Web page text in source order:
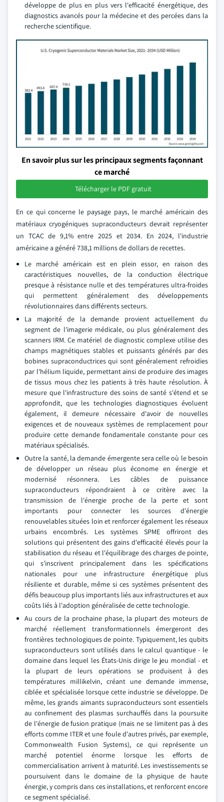
développe de plus en plus vers l'efficacité énergétique, des
diagnostics avancés pour la médecine et des percées dans la
recherche scientifique.
En savoir plus sur les principaux segments façonnant
ce marché
Télécharger le PDF gratuit
En ce qui concerne le paysage pays, le marché américain des
matériaux cryogéniques supraconducteurs devrait représenter
un TCAC de 9,1% entre 2025 et 2034. En 2024, l'industrie
américaine a généré 738,1 millions de dollars de recettes.
Le marché américain est en plein essor, en raison des
caractéristiques nouvelles, de la conduction électrique
presque à résistance nulle et des températures ultra-froides
qui permettent généralement des développements
révolutionnaires dans différents secteurs.
La majorité de la demande provient actuellement du
segment de l'imagerie médicale, ou plus généralement des
scanners IRM. Ce matériel de diagnostic complexe utilise des
champs magnétiques stables et puissants générés par des
bobines supraconductrices qui sont généralement refroidies
par l'hélium liquide, permettant ainsi de produire des images
de tissus mous chez les patients à très haute résolution. À
mesure que l'infrastructure des soins de santé s'étend et se
approfondit, que les technologies diagnostiques évoluent
également, il demeure nécessaire d'avoir de nouvelles
exigences et de nouveaux systèmes de remplacement pour
produire cette demande fondamentale constante pour ces
matériaux spécialisés.
Outre la santé, la demande émergente sera celle où le besoin
de développer un réseau plus économe en énergie et
modernisé résonnera. Les câbles de puissance
supraconducteurs répondraient à ce critère avec la
transmission de l'énergie proche de la perte et sont
importants pour connecter les sources d'énergie
renouvelables situées loin et renforcer également les réseaux
urbains encombrés. Les systèmes SPME offriront des
solutions qui présentent des gains d'efficacité élevés pour la
stabilisation du réseau et l'équilibrage des charges de pointe,
qui s'inscrivent principalement dans les spécifications
nationales pour une infrastructure énergétique plus
résiliente et durable, même si ces systèmes présentent des
défis beaucoup plus importants liés aux infrastructures et aux
coûts liés à l'adoption généralisée de cette technologie.
Au cours de la prochaine phase, la plupart des moteurs de
marché réellement transformationnels émergeront des
frontières technologiques de pointe. Typiquement, les qubits
supraconducteurs sont utilisés dans le calcul quantique - le
domaine dans lequel les États-Unis dirige le jeu mondial - et
la plupart de leurs opérations se produisent à des
températures millikelvin, créant une demande immense,
ciblée et spécialisée lorsque cette industrie se développe. De
même, les grands aimants supraconducteurs sont essentiels
au confinement des plasmas surchauffés dans la poursuite
de l'énergie de fusion pratique (mais ne se limitent pas à des
efforts comme ITER et une foule d'autres privés, par exemple,
Commonwealth Fusion Systems), ce qui représente un
marché potentiel énorme lorsque les efforts de
commercialisation arrivent à maturité. Les investissements se
poursuivent dans le domaine de la physique de haute
énergie, y compris dans ces installations, et renforcent encore
ce segment spécialisé.